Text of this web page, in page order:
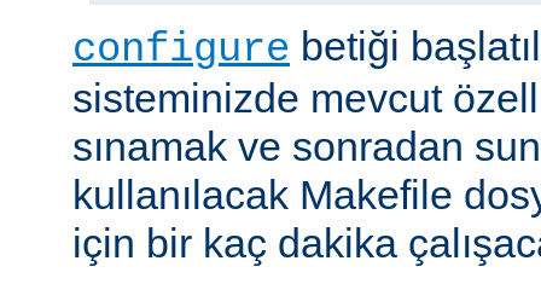
configure betiği
sisteminizde mevcut
sınamak ve sonradan
kullanılacak Makefile
için bir kaç dakika